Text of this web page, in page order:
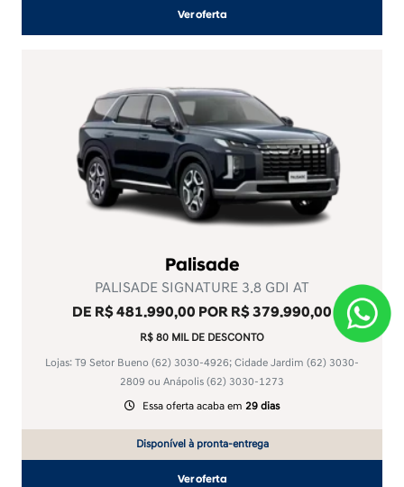
Ver oferta
Palisade
PALISADE SIGNATURE 3.8 GDI AT
DE R$ 481.990,00 POR R$ 379.990,00
R$ 80 MIL DE DESCONTO
Lojas: T9 Setor Bueno (62) 3030-4926; Cidade Jardim (62) 3030-
2809 ou Anápolis (62) 3030-1273
Essa oferta acaba em 29 dias
Disponível à pronta-entrega
Ver oferta